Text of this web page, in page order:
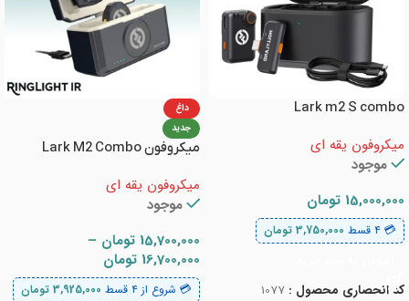
Lark m2 S combo
میکروفون یقه ای
موجود
15,000,000 تومان
💳 ۴ قسط 3,750,000 تومان
کد انحصاری محصول : 1077
داغ
جدید
میکروفون Lark M2 Combo
میکروفون یقه ای
موجود
15,700,000 تومان –
16,700,000 تومان
💳 شروع از ۴ قسط 3,925,000 تومان